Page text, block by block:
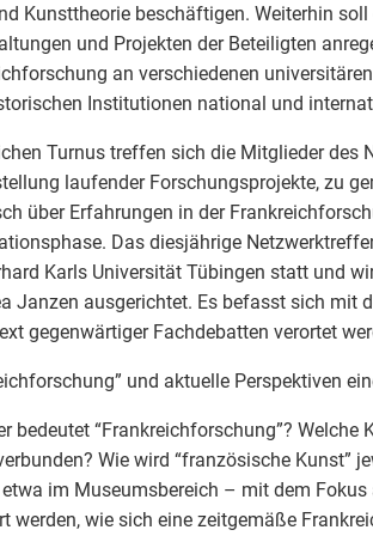
Kunsttheorie beschäftigen. Weiterhin
und Projekten der Beteiligten
an verschiedenen
Institutionen national und
Turnus treffen sich die Mitglieder des
laufender Forschungsprojekte, zu
über Erfahrungen in der
Das diesjährige
Karls Universität Tübingen statt und
Janzen ausgerichtet. Es befasst sich mit
gegenwärtiger Fachdebatten verortet
und aktuelle Perspektiven
bedeutet “Frankreichforschung”?
Wie wird “französische Kunst”
im Museumsbereich – mit dem
werden, wie sich eine zeitgemäße